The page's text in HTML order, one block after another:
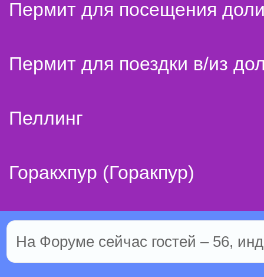
Пермит для посещения
Пермит для поездки в/из
Пеллинг
Горакхпур (Горакпур)
На Форуме сейчас гостей – 56,